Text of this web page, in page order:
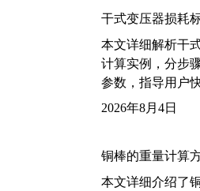
干式变压器损耗
本文详细解析干
计算实例，分步
参数，指导用户
2026年8月4日
铜棒的重量计算
本文详细介绍了